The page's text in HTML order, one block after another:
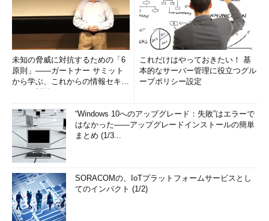
未知の脅威に対抗するための「6
原則」――ガートナー サミット
から学ぶ、これからの情報セキュ
これだけはやっておきたい！ 基
本的なサーバー管理に役立つグル
ープポリシー設定
“Windows 10へのアップグレード：失敗”はエラーで
はなかった――アップグレードインストールの簡単
まとめ (1/3...
SORACOMの、IoTプラットフォームサービスとし
てのインパクト (1/2)